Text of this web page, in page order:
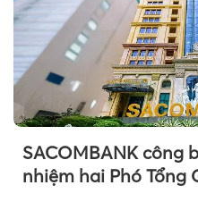
SACOMBANK công
nhiệm hai Phó Tổng